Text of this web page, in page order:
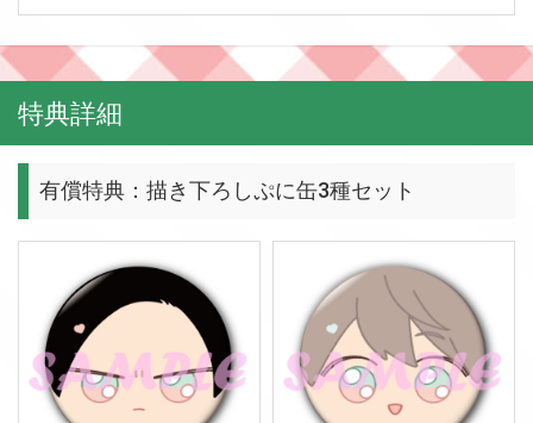
特典詳細
有償特典：描き下ろしぷに缶3種セット